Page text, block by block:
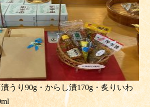
うり90g・からし漬170g・炙りいわ